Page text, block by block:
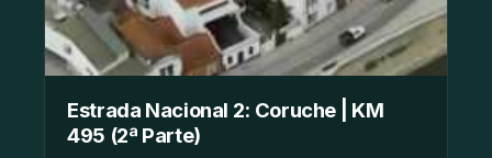
Estrada Nacional 2: Coruche | KM
495 (2ª Parte)